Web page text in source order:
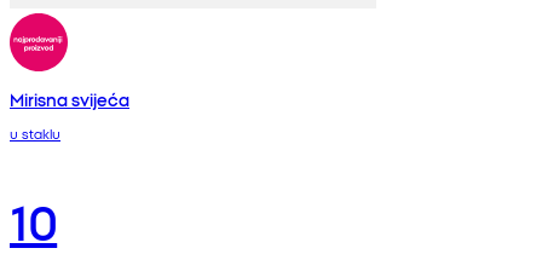
Mirisna svijeća
u staklu
10